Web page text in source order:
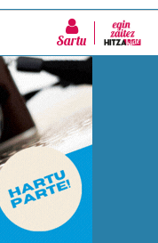
Sartu